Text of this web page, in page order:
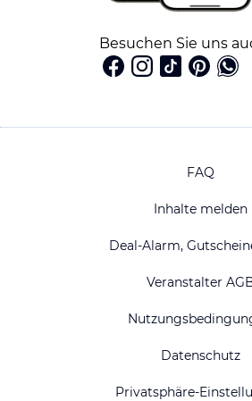
Besuchen Sie uns
FAQ
Inhalte melden
Deal-Alarm,
Veranstalter
Datenschutz
Privatsphäre-